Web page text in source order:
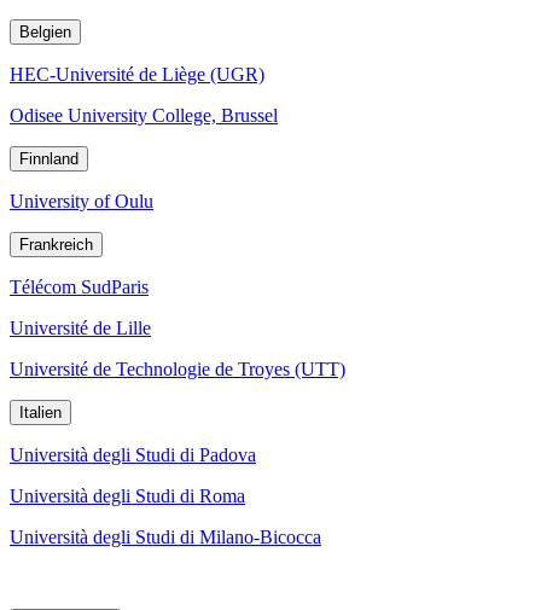
Belgien
HEC-Université de Liège (UGR)
Odisee University College, Brussel
Finnland
University of Oulu
Frankreich
Télécom SudParis
Université de Lille
Université de Technologie de Troyes (UTT)
Italien
Università degli Studi di Padova
Università degli Studi di Roma
Università degli Studi di Milano-Bicocca